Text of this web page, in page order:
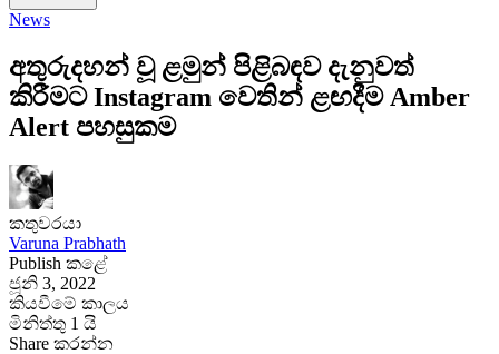
News
අතුරුදහන් වූ ළමුන් පිළිබඳව දැනුවත්
කිරීමට Instagram වෙතින් ළඟදීම Amber
Alert පහසුකම
කතුවරයා
Varuna Prabhath
Publish කළේ
ජූනි 3, 2022
කියවීමේ කාලය
මිනිත්තු 1 යි
Share කරන්න